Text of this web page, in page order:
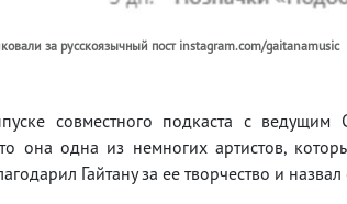
за русскоязычный пост instagram.com/gaitanamusic
совместного подкаста с ведущим
она одна из немногих артистов,
Гайтану за ее творчество и